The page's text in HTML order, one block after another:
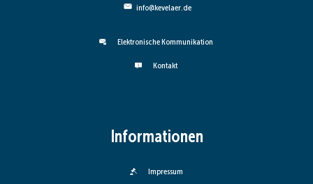
info@kevelaer.de
Elektronische Kommunikation
Kontakt
Informationen
Impressum